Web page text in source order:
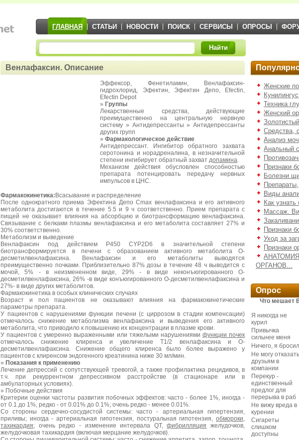
ГЛАВНАЯ СТАТЬИ НОВОСТИ ПОИСК СЕРВИСЫ ОПРОСЫ
Найти
Венлафаксин. Описание
Эффексор, Фенетиламин, Венлафаксин-
гидрохлорид, Эфектин, Эфектин Депо, Efectin,
Efectin Depot
» Группы
Лекарственные средства, действующие
преимущественно на центральную нервную
систему » Антидепрессанты » Антидепрессанты
других групп
» Фармакологическое действие
Антидепрессант. Ингибитор обратного захвата
серотонина и норадреналина, в незначительной
степени ингибирует обратный захват допамина.
Механизм действия обусловлен способностью
препарата потенцировать передачу нервных
импульсов в ЦНС.
Фармакокинетика: Всасывание и распределение
После однократного приема Эфектина Депо Cmax венлафаксина и его активного
метаболита достигаются в течение 5.5 и 9 ч соответственно. Прием препарата с
пищей не оказывает влияния на абсорбцию и биотрансформацию венлафаксина.
Связывание с белками плазмы венлафаксина и его метаболита составляет 27% и
30% соответственно.
Метаболизм и выведение
Венлафаксин под действием P450 CYP2D6 в значительной степени
биотрансформируется в печени с образованием активного метаболита О-
десметилвенлафаксина. Венлафаксин и его метаболиты выводятся
преимущественно почками. Приблизительно 87% дозы в течение 48 ч выводится с
мочой, 5% - в неизмененном виде, 29% - в виде неконъюгированного О-
десметилвенлафаксина, 26% -в виде конъюгированного О-десметилвенлафаксина и
27%- в виде других метаболитов.
Фармакокинетика в особых клинических случаях
Возраст и пол пациентов не оказывают влияния на фармакокинетические
параметры препарата.
У пациентов с нарушениями функции печени (c циррозом в стадии компенсации)
отмечалось снижение метаболизма венлафаксина и выведения его активного
метаболита, что приводило к повышению их концентрации в плазме крови.
У пациентов с умеренно выраженными или тяжелыми нарушениями функции почек
отмечалось снижение клиренса и увеличение T1/2 венлафаксина и О-
десметилвенлафаксина. Снижение общего клиренса было более выражено у
пациентов с клиренсом эндогенного креатинина ниже 30 мл/мин.
» Показания к применению
Лечение депрессий с сопутствующей тревогой, а также профилактика рецидивов, в
т.ч. при рекуррентном депрессивном расстройстве (в стационаре или в
амбулаторных условиях).
» Побочные действия
Критерии оценки частоты развития побочных эффектов: часто - более 1%, иногда -
от 0.1 до 1%, редко - от 0.01% до 0.1%; очень редко - менее 0.01%.
Со стороны сердечно-сосудистой системы: часто - артериальная гипертензия,
приливы; иногда - артериальная гипотензия, постуральная гипотензия, обмороки,
тахикардия; очень редко - изменение интервала QT,фибрилляция желудочков,
желудочковая тахикардия (включая мерцание желудочков).
Женские
Техника
Женский
Средства,
Анализ
Анальный
Признаки
Болезни
Виды
Как
Массаж.
Признаки
Уход за
Признаки
ОРГАНОВ...
Опрос
Что мешает
Я никогда не
курил
Привычка
сильнее меня
Ничего, я бросил
Не могу отказать
друзьям в
компании
Перекур -
единственный
предлог для
перерыва в раб
Не вижу вреда в
курении
Сигареты
слишком
доступны